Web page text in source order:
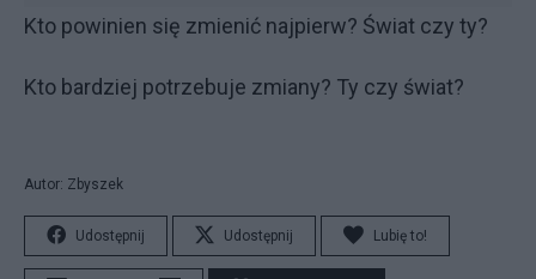
Kto powinien się zmienić najpierw? Świat czy ty?
Kto bardziej potrzebuje zmiany? Ty czy świat?
Autor: Zbyszek
Udostępnij Udostępnij Lubię to!